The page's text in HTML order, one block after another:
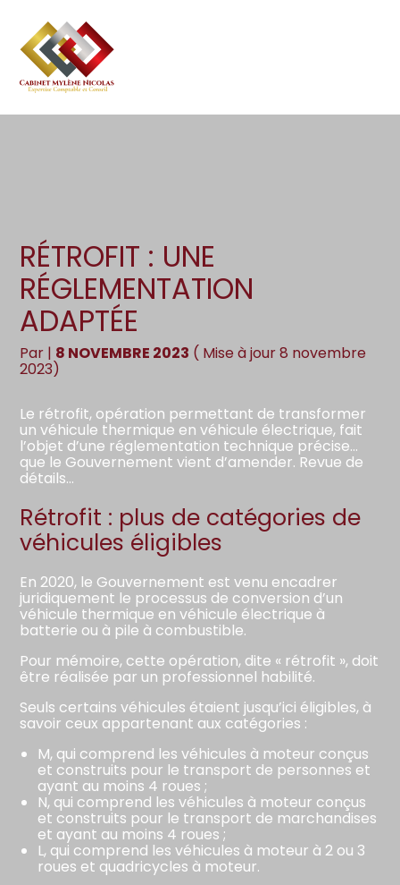
Aller
au
contenu
Création d’entreprise
Gestion au quotidien
Gestion
Compta
RÉTROFIT : UNE
RÉGLEMENTATION
ADAPTÉE
Par | 8 NOVEMBRE 2023 ( Mise à jour 8 novembre
2023)
Le rétrofit, opération permettant de transformer
un véhicule thermique en véhicule électrique, fait
l’objet d’une réglementation technique précise…
que le Gouvernement vient d’amender. Revue de
détails…
Rétrofit : plus de catégories de
véhicules éligibles
En 2020, le Gouvernement est venu encadrer
juridiquement le processus de conversion d’un
véhicule thermique en véhicule électrique à
batterie ou à pile à combustible.
Pour mémoire, cette opération, dite « rétrofit », doit
être réalisée par un professionnel habilité.
Seuls certains véhicules étaient jusqu’ici éligibles, à
savoir ceux appartenant aux catégories :
M, qui comprend les véhicules à moteur conçus
et construits pour le transport de personnes et
ayant au moins 4 roues ;
N, qui comprend les véhicules à moteur conçus
et construits pour le transport de marchandises
et ayant au moins 4 roues ;
L, qui comprend les véhicules à moteur à 2 ou 3
roues et quadricycles à moteur.